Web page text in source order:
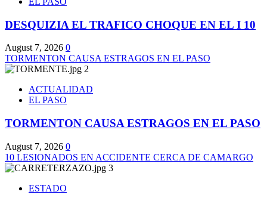
DESQUIZIA EL TRAFICO CHOQUE EN EL I 10
August 7, 2026 0
TORMENTON CAUSA ESTRAGOS EN EL PASO
2
ACTUALIDAD
EL PASO
TORMENTON CAUSA ESTRAGOS EN EL PASO
August 7, 2026 0
10 LESIONADOS EN ACCIDENTE CERCA DE CAMARGO
3
ESTADO